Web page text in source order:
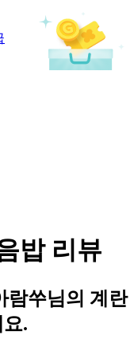
밥 리뷰
람쑤님의 계란
.